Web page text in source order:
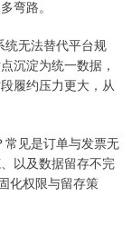
弯路。
统无法替代平台规
沉淀为统一数据，
履约压力更大，从
见是订单与发票无
以及数据留存不完
化权限与留存策